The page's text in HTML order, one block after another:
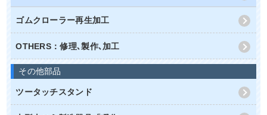
ゴムクローラー再生加工
OTHERS：修理､製作､加工
その他部品
ツータッチスタンド